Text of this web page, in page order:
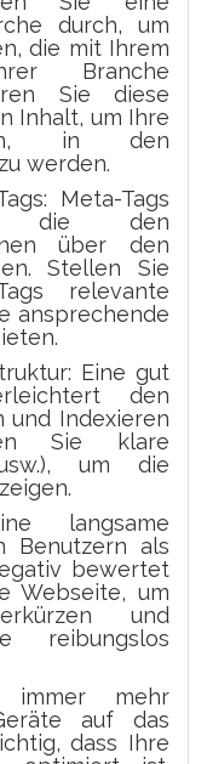
durch, um
die mit Ihrem
Branche
Sie diese
Inhalt, um Ihre
in den
werden.
Meta-Tags
die den
über den
Stellen Sie
relevante
ansprechende
Eine gut
den
und Indexieren
Sie klare
um die
langsame
Benutzern als
bewertet
Webseite, um
und
reibungslos
immer mehr
auf das
dass Ihre